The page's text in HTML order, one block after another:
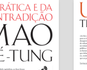
Prática e da
Tsé-Tung
Žižek
(Introdução)